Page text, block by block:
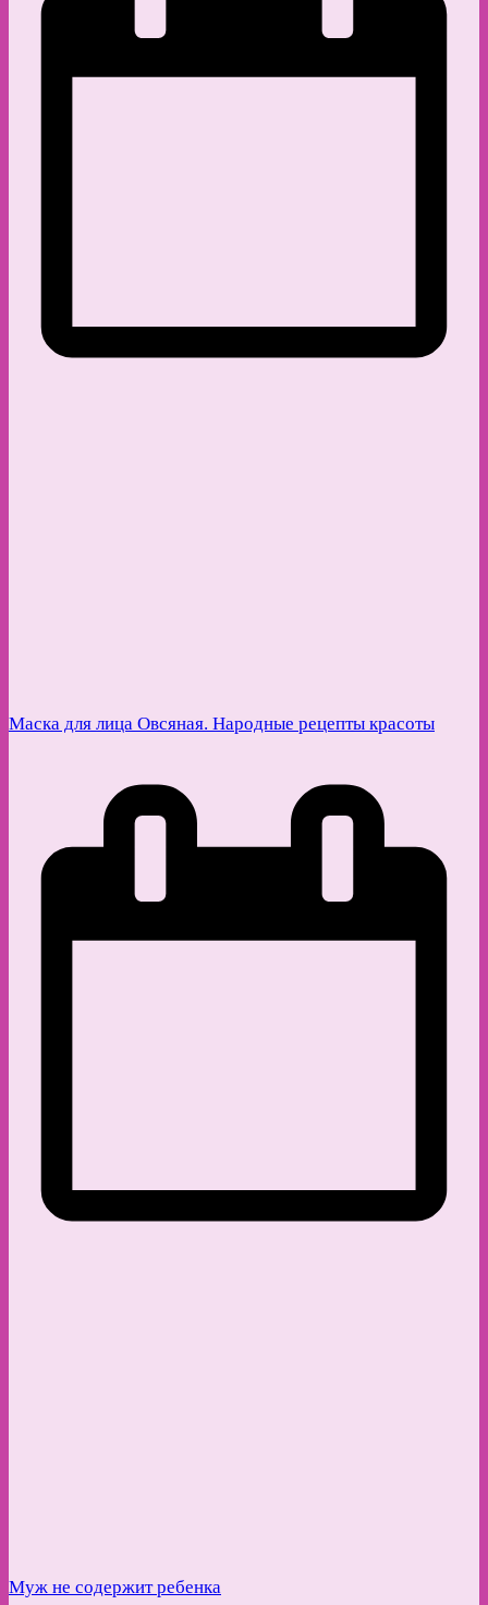
Маска для лица Овсяная. Народные рецепты красоты
Муж не содержит ребенка